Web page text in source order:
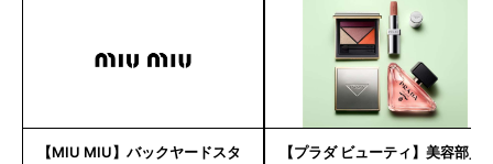
【MIU MIU】バックヤードスタ
【プラダ ビューティ】美容部員